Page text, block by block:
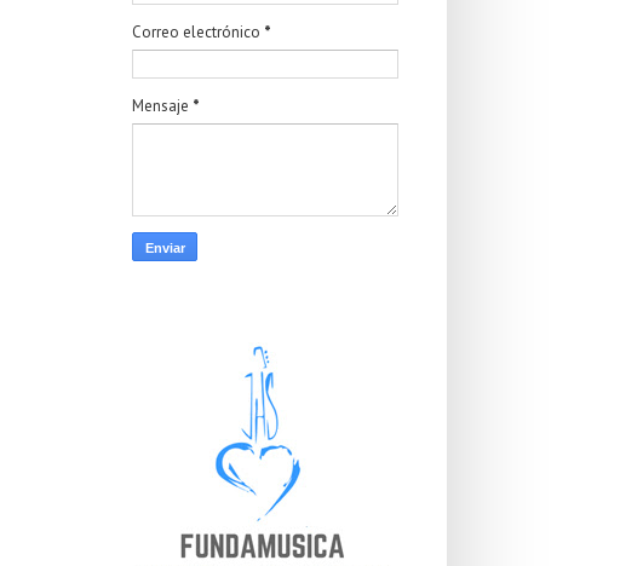
Correo electrónico *
Mensaje *